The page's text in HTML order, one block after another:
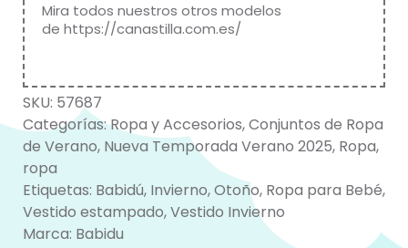
Mira todos nuestros otros modelos
de https://canastilla.com.es/
SKU: 57687
Categorías:Ropa y Accesorios,Conjuntos de Ropa
de Verano, Nueva Temporada Verano 2025, Ropa,
ropa
Etiquetas: Babidú, Invierno,Otoño, Ropa para Bebé,
Vestido estampado,Vestido Invierno
Marca: Babidu